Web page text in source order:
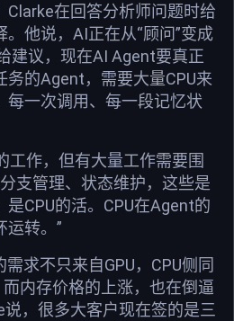
Clarke在回答分析师问题时给
他说，AI正在从“顾问”变成
建议，现在AI Agent要真正
务的Agent，需要大量CPU来
每一次调用、每一段记忆状
工作，但有大量工作需要围
支管理、状态维护，这些是
CPU的活。CPU在Agent的
运转。”
求不只来自GPU，CPU侧同
内存价格的上涨，也在倒逼
，很多大客户现在签的是三